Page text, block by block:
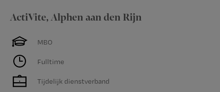
ActiVite, Alphen aan den Rijn
MBO
Fulltime
Tijdelijk dienstverband